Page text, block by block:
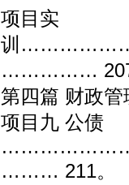
项目实
训
……………
第四篇 财政管
项目九 公债
……… 211。